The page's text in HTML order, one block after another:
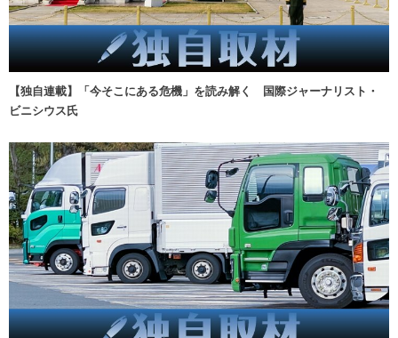
【独自連載】「今そこにある危機」を読み解く 国際ジャーナリスト・
ビニシウス氏